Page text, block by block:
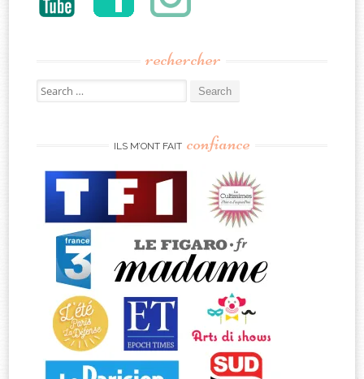
rechercher
Search
for:
ILS M’ONT FAIT confiance